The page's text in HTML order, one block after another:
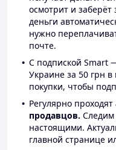
осмотрит и
деньги
нужно
почте.
С подпиской Smart
Украине за 50 грн
покупки, чтобы
Регулярно проходят
продавцов. Следим
настоящими.
главной странице